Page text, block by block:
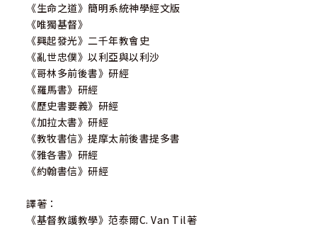
《生命之道》簡明系統神學經文版
《唯獨基督》
《興起發光》二千年教會史
《亂世忠僕》以利亞與以利沙
《哥林多前後書》研經
《羅馬書》研經
《歷史書要義》研經
《加拉太書》研經
《教牧書信》提摩太前後書提多書
《雅各書》研經
《約翰書信》研經
譯著：
《基督教護教學》范泰爾C. Van Til著